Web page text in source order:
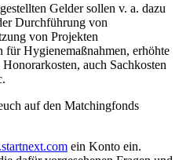
Gelder sollen v. a. dazu
Durchführung von
von Projekten
für Hygienemaßnahmen, erhöhte
auch Sachkosten
auf den Matchingfonds
ein Konto ein.